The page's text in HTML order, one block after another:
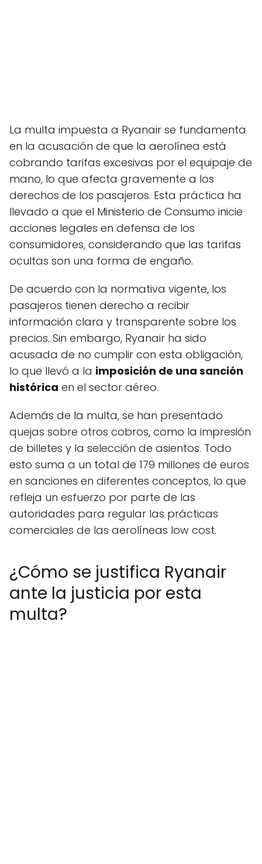
La multa impuesta a Ryanair se fundamenta
en la acusación de que la aerolínea está
cobrando tarifas excesivas por el equipaje de
mano, lo que afecta gravemente a los
derechos de los pasajeros. Esta práctica ha
llevado a que el Ministerio de Consumo inicie
acciones legales en defensa de los
consumidores, considerando que las tarifas
ocultas son una forma de engaño.
De acuerdo con la normativa vigente, los
pasajeros tienen derecho a recibir
información clara y transparente sobre los
precios. Sin embargo, Ryanair ha sido
acusada de no cumplir con esta obligación,
lo que llevó a la imposición de una sanción
histórica en el sector aéreo.
Además de la multa, se han presentado
quejas sobre otros cobros, como la impresión
de billetes y la selección de asientos. Todo
esto suma a un total de 179 millones de euros
en sanciones en diferentes conceptos, lo que
refleja un esfuerzo por parte de las
autoridades para regular las prácticas
comerciales de las aerolíneas low cost.
¿Cómo se justifica Ryanair
ante la justicia por esta
multa?